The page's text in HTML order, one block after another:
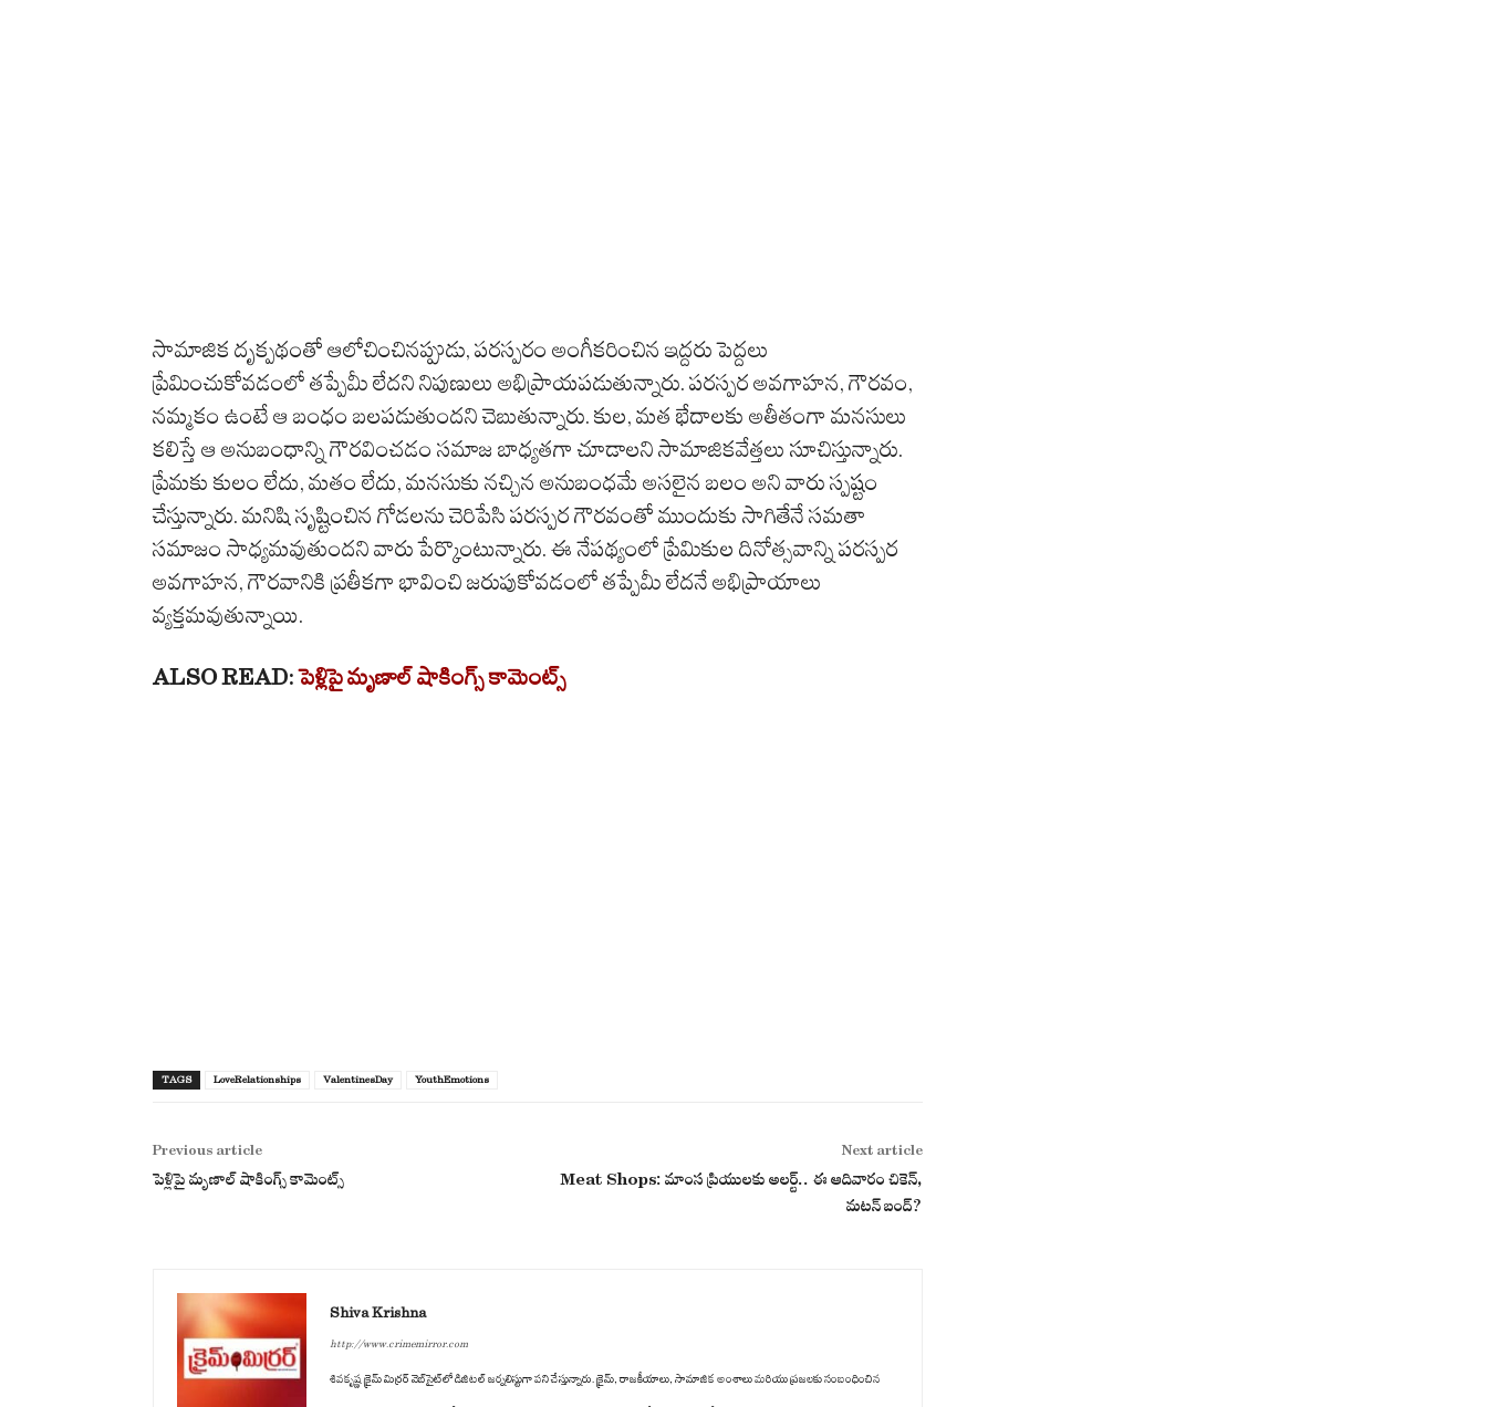
సామాజిక దృక్పథంతో ఆలోచించినప్పుడు, పరస్పరం అంగీకరించిన ఇద్దరు పెద్దలు
ప్రేమించుకోవడంలో తప్పేమీ లేదని నిపుణులు అభిప్రాయపడుతున్నారు. పరస్పర అవగాహన, గౌరవం,
నమ్మకం ఉంటే ఆ బంధం బలపడుతుందని చెబుతున్నారు. కుల, మత భేదాలకు అతీతంగా మనసులు
కలిస్తే ఆ అనుబంధాన్ని గౌరవించడం సమాజ బాధ్యతగా చూడాలని సామాజికవేత్తలు సూచిస్తున్నారు.
ప్రేమకు కులం లేదు, మతం లేదు, మనసుకు నచ్చిన అనుబంధమే అసలైన బలం అని వారు స్పష్టం
చేస్తున్నారు. మనిషి సృష్టించిన గోడలను చెరిపేసి పరస్పర గౌరవంతో ముందుకు సాగితేనే సమతా
సమాజం సాధ్యమవుతుందని వారు పేర్కొంటున్నారు. ఈ నేపథ్యంలో ప్రేమికుల దినోత్సవాన్ని పరస్పర
అవగాహన, గౌరవానికి ప్రతీకగా భావించి జరుపుకోవడంలో తప్పేమీ లేదనే అభిప్రాయాలు
వ్యక్తమవుతున్నాయి.
ALSO READ:పెళ్లిపై మృణాల్ షాకింగ్స్ కామెంట్స్
TAGS LoveRelationships ValentinesDay YouthEmotions
Previous article
పెళ్లిపై మృణాల్ షాకింగ్స్ కామెంట్స్
Next article
Meat Shops: మాంస ప్రియులకు అలర్ట్.. ఈ ఆదివారం చికెన్,
మటన్ బంద్?
Shiva Krishna
http://www.crimemirror.com
శివకృష్ణ క్రైమ్ మిర్రర్ వెబ్‌సైట్‌లో డిజిటల్ జర్నలిస్టుగా పని చేస్తున్నారు. క్రైమ్, రాజకీయాలు, సామాజిక అంశాలు మరియు ప్రజలకు సంబంధించిన